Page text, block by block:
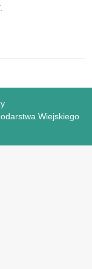
Wiejskiego